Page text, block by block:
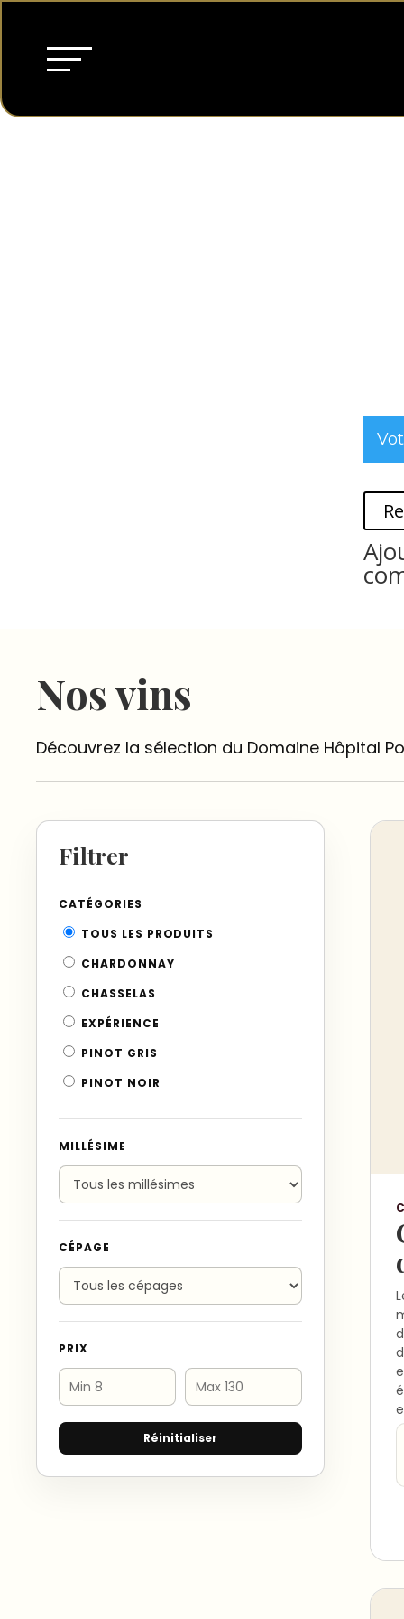
Nos vins
Découvrez la sélection du Domaine Hôpital
Filtrer
CATÉGORIES
TOUS LES PRODUITS
CHARDONNAY
CHASSELAS
EXPÉRIENCE
PINOT GRIS
PINOT NOIR
MILLÉSIME
CÉPAGE
PRIX
Réinitialiser